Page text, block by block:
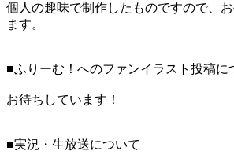
個人の趣味で制作したものですので、
ます。
■ふりーむ！へのファンイラスト投稿に
お待ちしています！
■実況・生放送について